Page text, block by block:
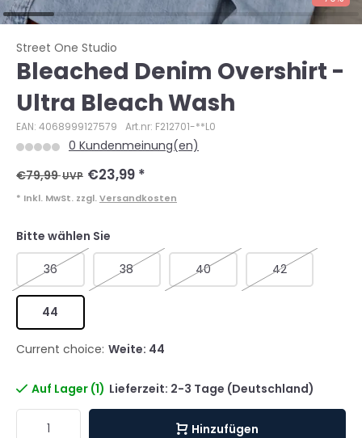
Street One Studio
Bleached Denim Overshirt -
Ultra Bleach Wash
EAN: 4068999127579 Art.nr: F212701-**L0
0 Kundenmeinung(en)
€79,99UVP €23,99 *
* Inkl. MwSt. zzgl. Versandkosten
Bitte wählen Sie
36 38 40 42
44
Current choice: Weite: 44
Auf Lager (1) Lieferzeit: 2-3 Tage (Deutschland)
Hinzufügen